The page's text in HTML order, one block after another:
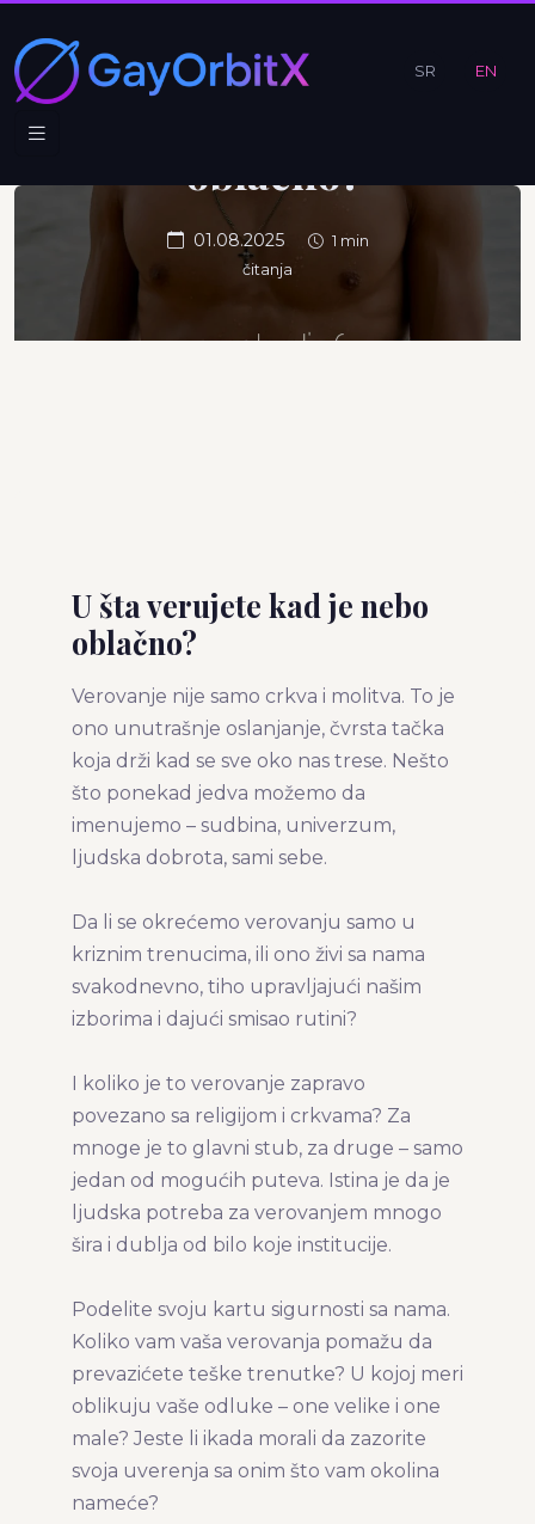
SR EN
verujete
kad je
oblačno?
01.08.2025
1 min
čitanja
Podeli članak:
U šta verujete kad je nebo
oblačno?
Verovanje nije samo crkva i molitva. To je
ono unutrašnje oslanjanje, čvrsta tačka
koja drži kad se sve oko nas trese. Nešto
što ponekad jedva možemo da
imenujemo – sudbina, univerzum,
ljudska dobrota, sami sebe.
Da li se okrećemo verovanju samo u
kriznim trenucima, ili ono živi sa nama
svakodnevno, tiho upravljajući našim
izborima i dajući smisao rutini?
I koliko je to verovanje zapravo
povezano sa religijom i crkvama? Za
mnoge je to glavni stub, za druge – samo
jedan od mogućih puteva. Istina je da je
ljudska potreba za verovanjem mnogo
šira i dublja od bilo koje institucije.
Podelite svoju kartu sigurnosti sa nama.
Koliko vam vaša verovanja pomažu da
prevazićete teške trenutke? U kojoj meri
oblikuju vaše odluke – one velike i one
male? Jeste li ikada morali da zazorite
svoja uverenja sa onim što vam okolina
nameće?